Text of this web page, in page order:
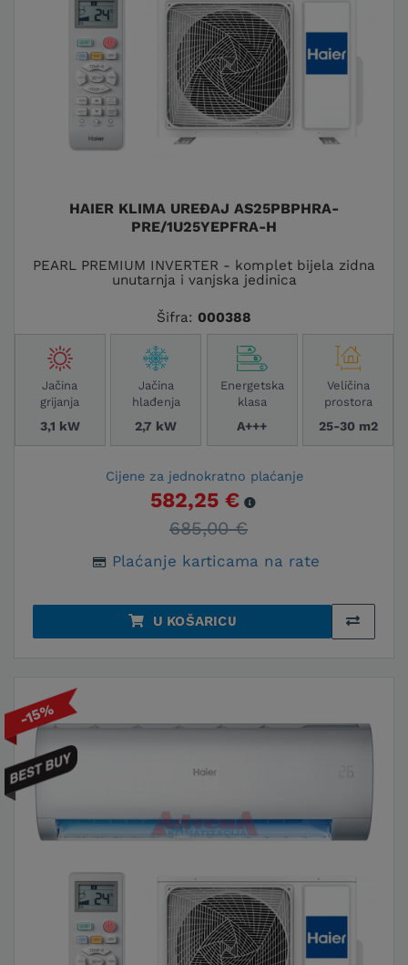
HAIER KLIMA UREĐAJ AS25PBPHRA-
PRE/1U25YEPFRA-H
PEARL PREMIUM INVERTER - komplet bijela zidna
unutarnja i vanjska jedinica
Šifra: 000388
Jačina
grijanja
3,1 kW
Jačina
hlađenja
2,7 kW
Energetska
klasa
A+++
Veličina
prostora
25-30 m2
Cijene za jednokratno plaćanje
582,25 €
685,00 €
Plaćanje karticama na rate
U KOŠARICU
-15%